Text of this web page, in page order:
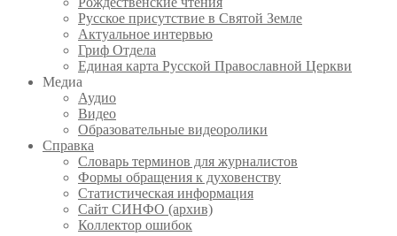
Русское присутствие в Святой Земле
Актуальное интервью
Гриф Отдела
Единая карта Русской Православной Церкви
Медиа
Аудио
Видео
Образовательные видеоролики
Справка
Словарь терминов для журналистов
Формы обращения к духовенству
Статистическая информация
Сайт СИНФО (архив)
Коллектор ошибок